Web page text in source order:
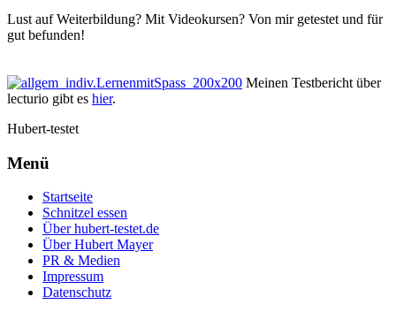
Lust auf Weiterbildung? Mit Videokursen? Von mir getestet und für
gut befunden!
Meinen Testbericht über
lecturio gibt es hier.
Hubert-testet
Menü
Startseite
Schnitzel essen
Über hubert-testet.de
Über Hubert Mayer
PR & Medien
Impressum
Datenschutz